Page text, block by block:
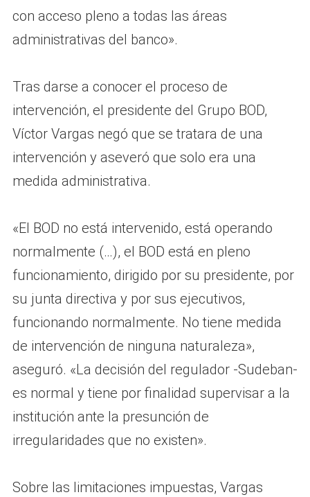
con acceso pleno a todas las áreas
administrativas del banco».
Tras darse a conocer el proceso de
intervención, el presidente del Grupo BOD,
Víctor Vargas negó que se tratara de una
intervención y aseveró que solo era una
medida administrativa.
«El BOD no está intervenido, está operando
normalmente (…), el BOD está en pleno
funcionamiento, dirigido por su presidente, por
su junta directiva y por sus ejecutivos,
funcionando normalmente. No tiene medida
de intervención de ninguna naturaleza»,
aseguró. «La decisión del regulador -Sudeban-
es normal y tiene por finalidad supervisar a la
institución ante la presunción de
irregularidades que no existen».
Sobre las limitaciones impuestas, Vargas